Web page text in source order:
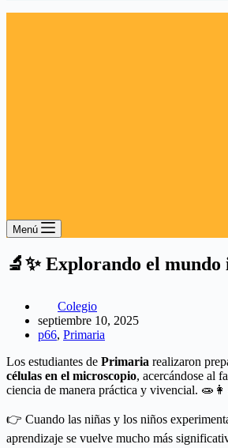
Menú
🔬✨ Explorando el mundo
Colegio
septiembre 10, 2025
p66, Primaria
Los estudiantes de Primaria realizaron
células en el microscopio, acercándose al
ciencia de manera práctica y vivencial.
👉 Cuando las niñas y los niños
aprendizaje se vuelve mucho más